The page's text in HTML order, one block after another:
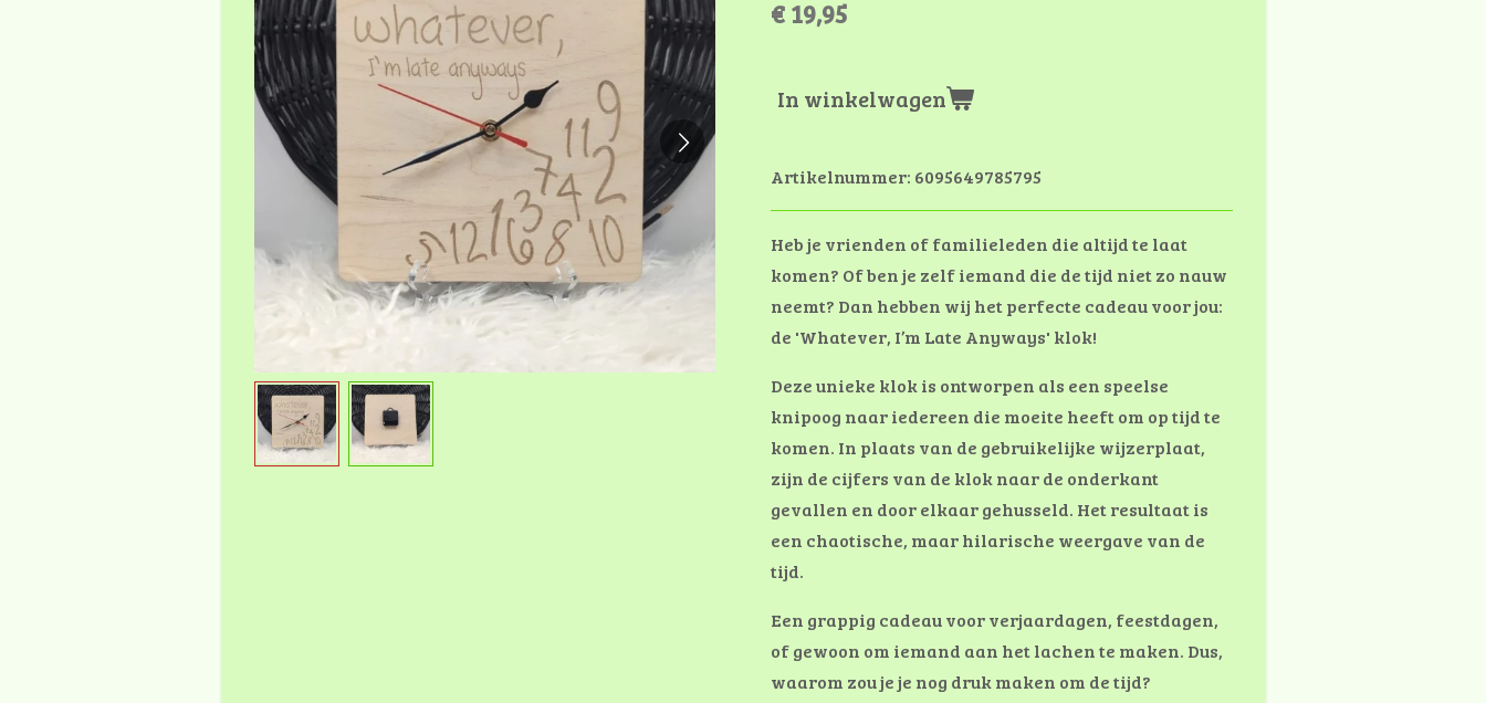
€ 19,95
In winkelwagen
Artikelnummer: 6095649785795
Heb je vrienden of familieleden die altijd te laat
komen? Of ben je zelf iemand die de tijd niet zo nauw
neemt? Dan hebben wij het perfecte cadeau voor jou:
de 'Whatever, I’m Late Anyways' klok!
Deze unieke klok is ontworpen als een speelse
knipoog naar iedereen die moeite heeft om op tijd te
komen. In plaats van de gebruikelijke wijzerplaat,
zijn de cijfers van de klok naar de onderkant
gevallen en door elkaar gehusseld. Het resultaat is
een chaotische, maar hilarische weergave van de
tijd.
Een grappig cadeau voor verjaardagen, feestdagen,
of gewoon om iemand aan het lachen te maken. Dus,
waarom zou je je nog druk maken om de tijd?